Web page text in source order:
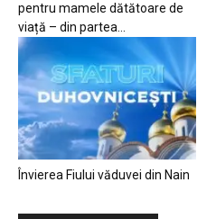
pentru mamele dătătoare de
viață – din partea...
Învierea Fiului văduvei din Nain